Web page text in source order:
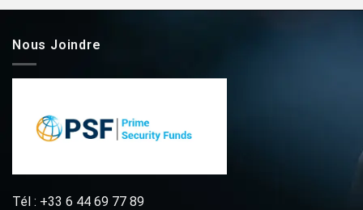
Nous Joindre
Tél : +33 6 44 69 77 89